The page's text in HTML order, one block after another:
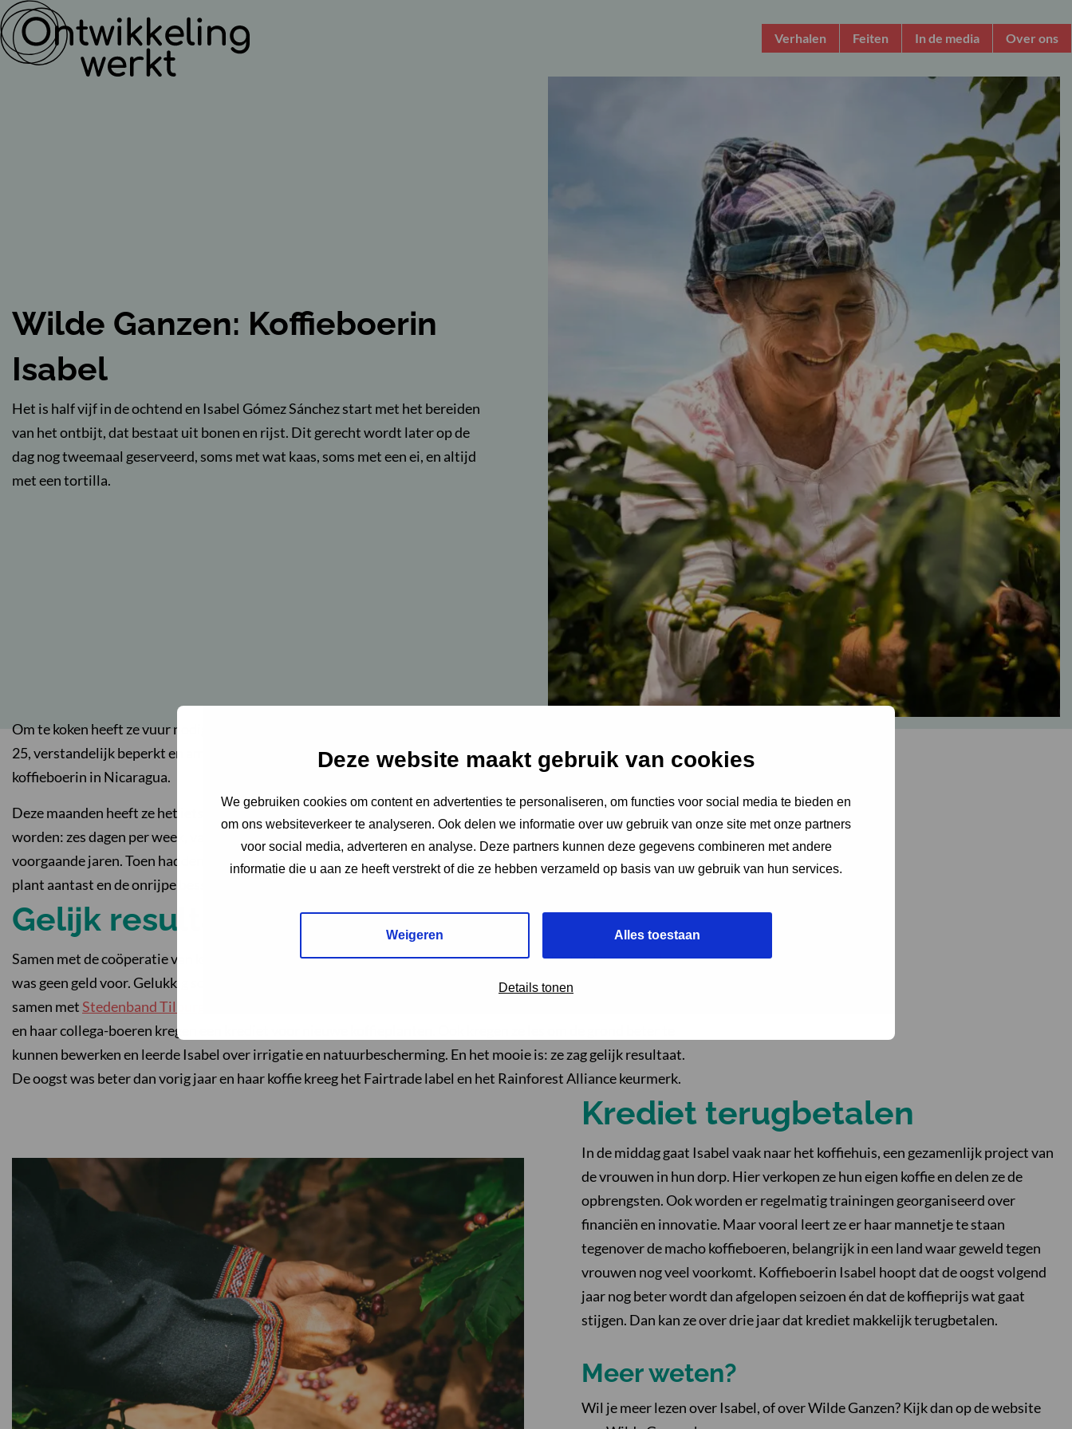
Deze website maakt gebruik van cookies
We gebruiken cookies om content en advertenties te personaliseren, om functies voor social media te bieden en
om ons websiteverkeer te analyseren. Ook delen we informatie over uw gebruik van onze site met onze partners
voor social media, adverteren en analyse. Deze partners kunnen deze gegevens combineren met andere
informatie die u aan ze heeft verstrekt of die ze hebben verzameld op basis van uw gebruik van hun services.
Weigeren Alles toestaan
Details tonen
Verhalen Feiten In de media Over ons
Wilde Ganzen: Koffieboerin
Isabel
Het is half vijf in de ochtend en Isabel Gómez Sánchez start met het bereiden
van het ontbijt, dat bestaat uit bonen en rijst. Dit gerecht wordt later op de
dag nog tweemaal geserveerd, soms met wat kaas, soms met een ei, en altijd
met een tortilla.
Om te koken heeft ze vuur nodig, daarvoor sprokkelt ze hout. Dan maakt ze haar kinderen wakker. Haar zoon is
25, verstandelijk beperkt en amper aanspreekbaar. Hij vergt veel van haar. Isabel is rond de 50 jaar en
koffieboerin in Nicaragua.
Deze maanden heeft ze het iets rustiger, want de oogst is in februari afgerond. Toen moest er hard gewerkt
worden: zes dagen per week, van ’s ochtends vroeg tot ’s avonds laat. Dit jaar was de oogst gelukkig beter dan
voorgaande jaren. Toen hadden haar koffieplanten last van ‘roya’, oftewel koffieroest. Dit is een schimmel die de
plant aantast en de onrijpe bessen laat verdrogen. De halve oogst ging er door verloren.
Gelijk resultaat
Samen met de coöperatie van koffieboeren trok ze aan de bel: er moesten nieuwe koffieplanten komen en daar
was geen geld voor. Gelukkig schoot de Unie van Landbouw- en Veeteeltcoöperaties in haar regio te hulp en
samen metStedenband Tilburg-Matagalpa
en haar collega-boeren kregen een krediet voor nieuwe koffieplanten. Ook kregen ze les om de grond beter te
kunnen bewerken en leerde Isabel over irrigatie en natuurbescherming. En het mooie is: ze zag gelijk resultaat.
De oogst was beter dan vorig jaar en haar koffie kreeg het Fairtrade label en het Rainforest Alliance keurmerk.
Krediet terugbetalen
In de middag gaat Isabel vaak naar het koffiehuis, een gezamenlijk project van
de vrouwen in hun dorp. Hier verkopen ze hun eigen koffie en delen ze de
opbrengsten. Ook worden er regelmatig trainingen georganiseerd over
financiën en innovatie. Maar vooral leert ze er haar mannetje te staan
tegenover de macho koffieboeren, belangrijk in een land waar geweld tegen
vrouwen nog veel voorkomt. Koffieboerin Isabel hoopt dat de oogst volgend
jaar nog beter wordt dan afgelopen seizoen én dat de koffieprijs wat gaat
stijgen. Dan kan ze over drie jaar dat krediet makkelijk terugbetalen.
Meer weten?
Wil je meer lezen over Isabel, of over Wilde Ganzen? Kijk dan op de website